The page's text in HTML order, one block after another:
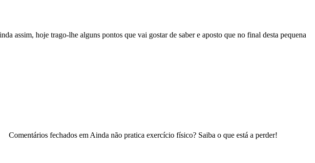
assim, hoje trago-lhe alguns pontos que vai gostar de saber e aposto que no final desta pequena
Comentários fechados em Ainda não pratica exercício físico? Saiba o que está a perder!